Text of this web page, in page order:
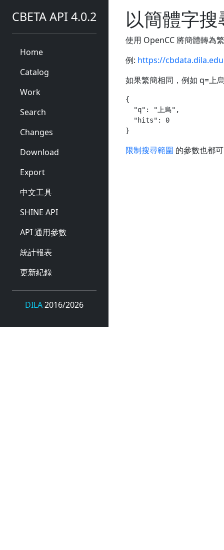
CBETA API 4.0.2
Home
Catalog
Work
Search
Changes
Download
Export
中文工具
SHINE API
API 通用參數
統計報表
更新紀錄
DILA2016/2026
以簡體字搜
使用 OpenCC 將簡體轉為
例: https://
如果繁簡相同，例如 q=上
{
  "q": "上烏",
  "hits": 0
限制搜尋範圍 的參數也都